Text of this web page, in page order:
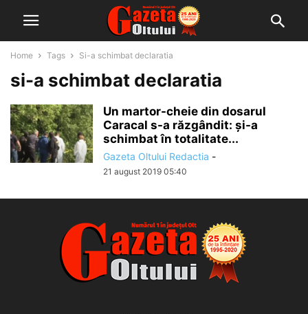
Home Tags Si-a schimbat declaratia
si-a schimbat declaratia
Un martor-cheie din dosarul
Caracal s-a răzgândit: și-a
schimbat în totalitate...
Gazeta Oltului Redactia -
21 august 2019 05:40